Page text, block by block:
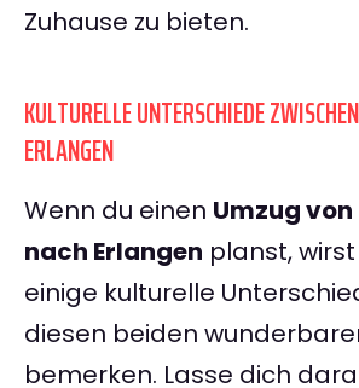
Zuhause zu bieten.
KULTURELLE UNTERSCHIEDE
ERLANGEN
Wenn du einen Umzug von
nach Erlangen planst,
einige kulturelle
diesen beiden
bemerken. Lasse dich